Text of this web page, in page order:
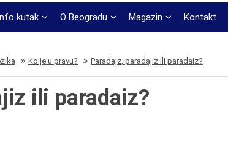
kutak O Beogradu Magazin Kontakt
Ko je u pravu? Paradajz, paradajiz ili paradaiz?
ili paradaiz?